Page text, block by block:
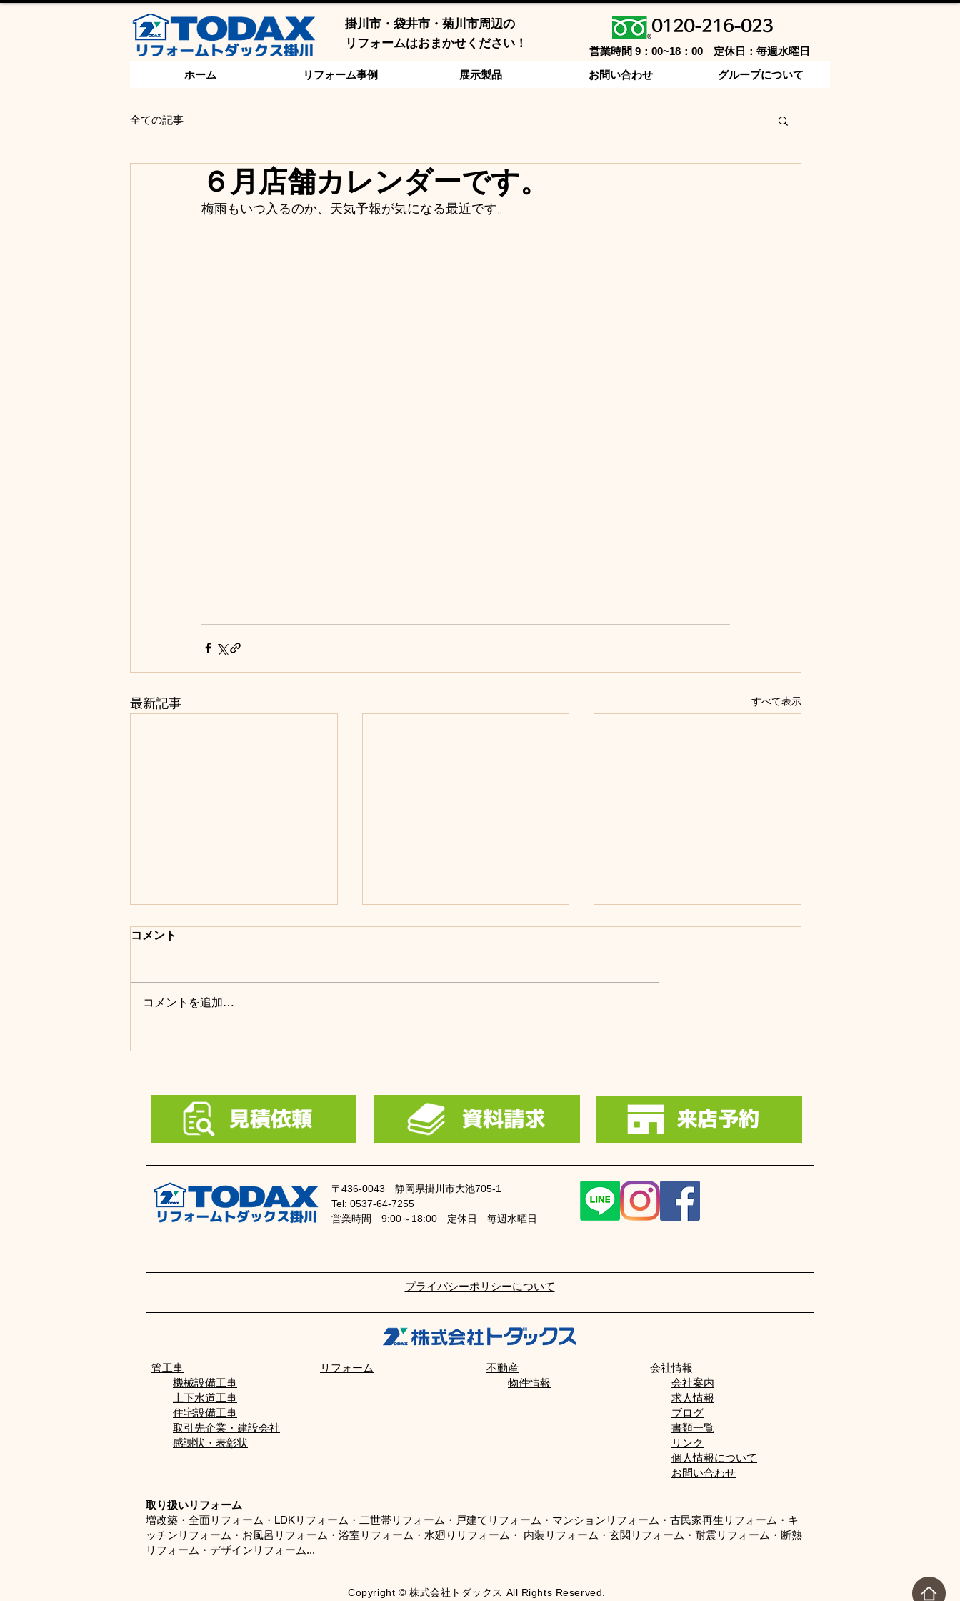
掛川市・袋井市・菊川市周辺の
​リフォームはおまかせください！
0120-216-023
営業時間 9：00~18：00 定休日：毎週水曜日
ホーム
リフォーム事例 展示製品 お問い合わせ グループについて
全ての記事
６月店舗カレンダーです。
梅雨もいつ入るのか、天気予報が気になる最近です。
最新記事 すべて表示
コメント
コメントを追加…
〒436-0043 静岡県掛川市大池705-1
Tel: 0537-64-7255
​営業時間 9:00～18:00 定休日 毎週水曜日
​プライバシーポリシーについて
管工事
機械設備工事
上下水道工事
住宅設備工事
取引先企業・建設会社
感謝状・表彰状
リフォーム
不動産
物件情報
会社情報
会社案内
求人情報
ブログ
書類一覧
リンク
個人情報について
お問い合わせ
​​取り扱いリフォーム
増改築・全面リフォーム・LDKリフォーム・二世帯リフォーム・戸建てリフォーム・マンションリフォーム・古民家再生リフォーム・キ
ッチンリフォーム・お風呂リフォーム・浴室リフォーム・水廻りリフォーム・ 内装リフォーム・玄関リフォーム・耐震リフォーム・断熱
リフォーム・デザインリフォーム...
Copyright © 株式会社トダックス All Rights Reserved.